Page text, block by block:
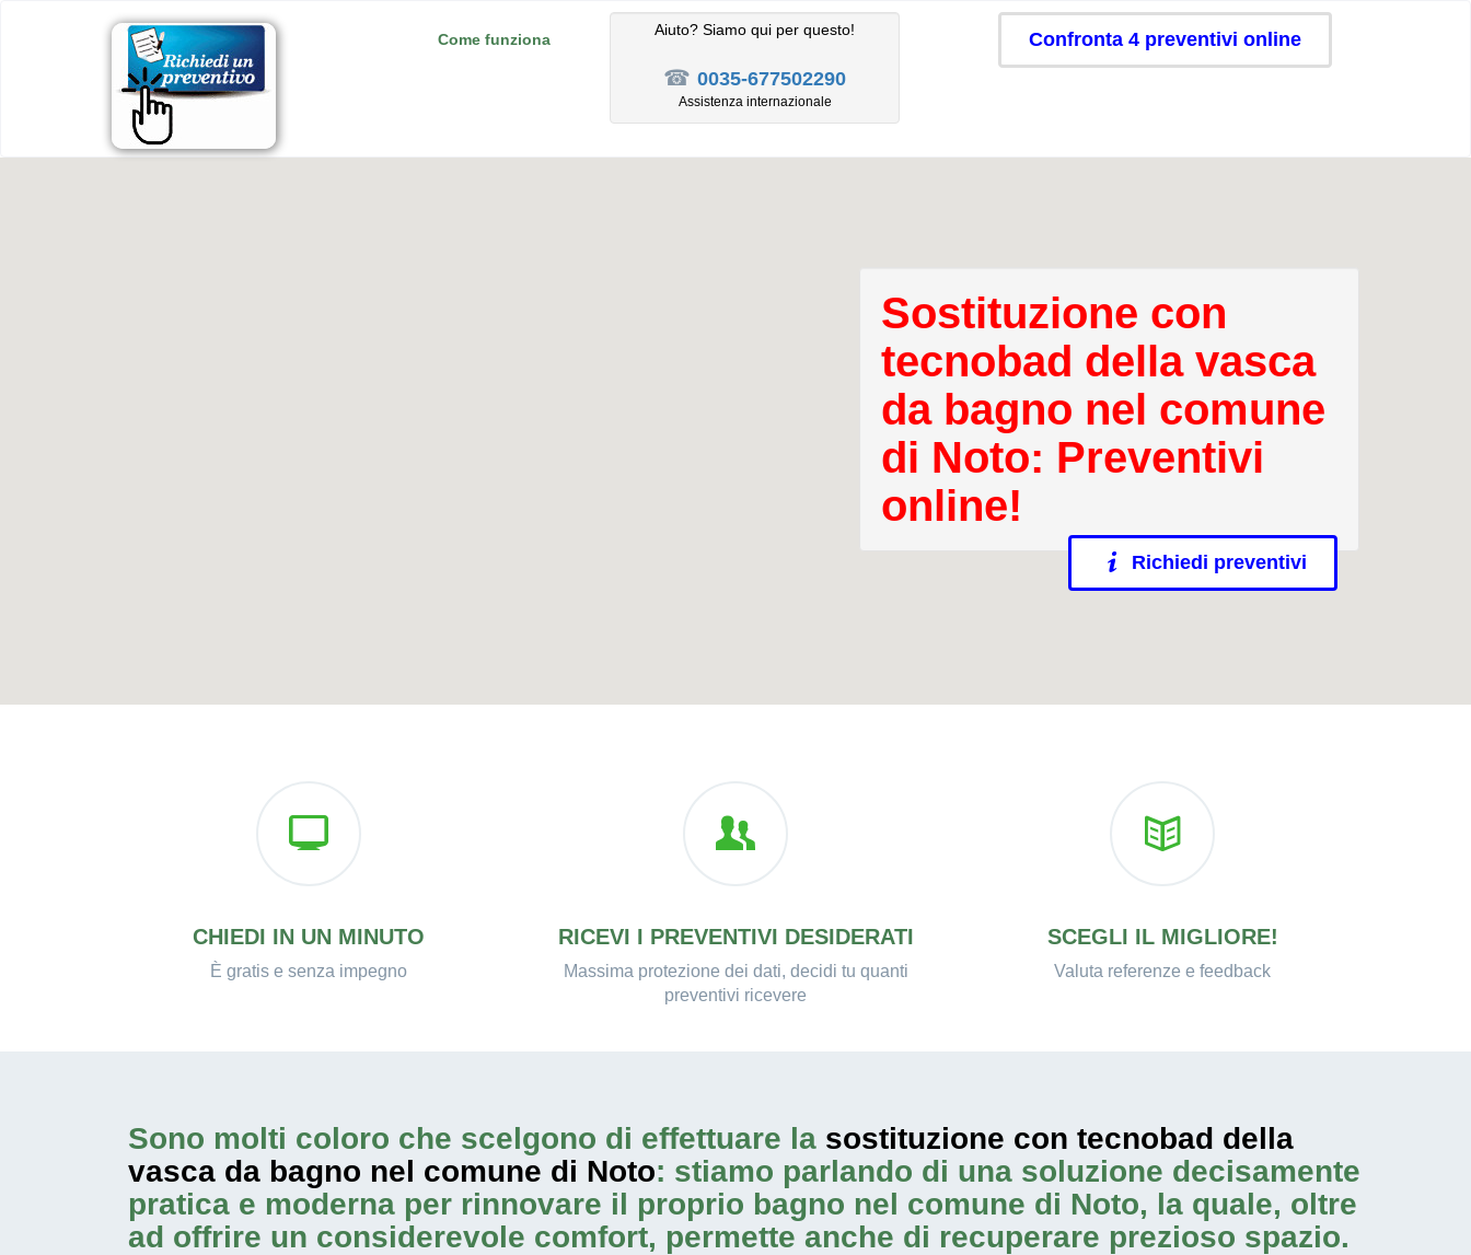
Come funziona
Aiuto? Siamo qui per questo!
☎ 0035-677502290
Assistenza internazionale
Confronta 4 preventivi online
Sostituzione con
tecnobad della vasca
da bagno nel comune
di Noto: Preventivi
online!
Richiedi preventivi
CHIEDI IN UN MINUTO
È gratis e senza impegno
RICEVI I PREVENTIVI DESIDERATI
Massima protezione dei dati, decidi tu quanti
preventivi ricevere
SCEGLI IL MIGLIORE!
Valuta referenze e feedback
Sono molti coloro che scelgono di effettuare la sostituzione con tecnobad della
vasca da bagno nel comune di Noto: stiamo parlando di una soluzione decisamente
pratica e moderna per rinnovare il proprio bagno nel comune di Noto, la quale, oltre
ad offrire un considerevole comfort, permette anche di recuperare prezioso spazio.